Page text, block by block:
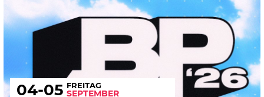
04-05 FREITAG
SEPTEMBER